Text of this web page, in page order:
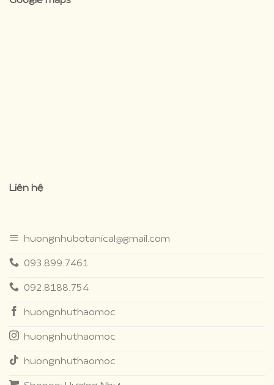
themes
Liên hệ
huongnhubotanical@gmail.com
093.899.7461
092.8188.754
huongnhuthaomoc
huongnhuthaomoc
huongnhuthaomoc